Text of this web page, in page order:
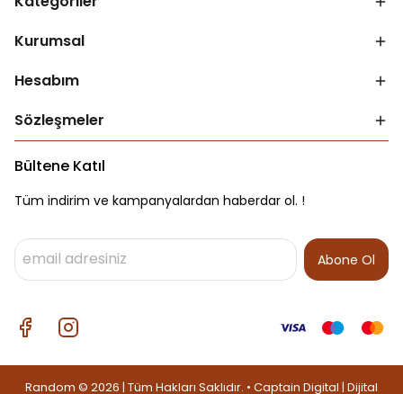
Kurumsal
Hesabım
Sözleşmeler
Bültene Katıl
Tüm indirim ve kampanyalardan haberdar ol. !
Abone Ol
Random © 2026 | Tüm Hakları Saklıdır. • Captain Digital | Dijital